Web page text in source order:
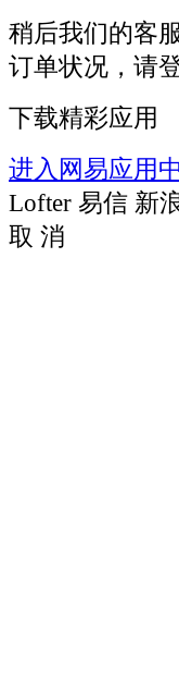
稍后我们的客
订单状况，请
下载精彩应用
进入网易应用
Lofter 易信 新
取 消